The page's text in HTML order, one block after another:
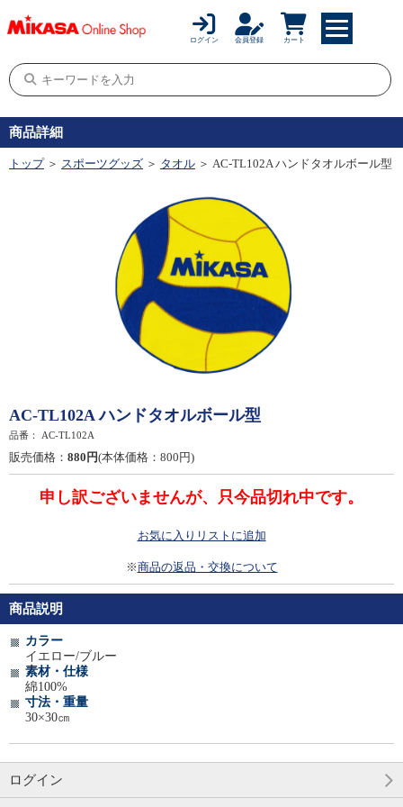
ログイン 会員登録 カート
商品詳細
トップ ＞ スポーツグッズ ＞ タオル ＞ AC-TL102A ハンドタオルボール型
AC-TL102A ハンドタオルボール型
品番： AC-TL102A
販売価格： 880円(本体価格：800円)
申し訳ございませんが、只今品切れ中です。
お気に入りリストに追加
※商品の返品・交換について
商品説明
カラー
イエロー/ブルー
素材・仕様
綿100%
寸法・重量
30×30㎝
ログイン